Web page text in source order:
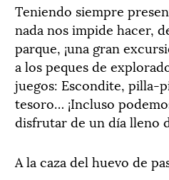
Teniendo siempre
nada nos impide hacer,
parque, ¡una gran
a los peques de
juegos: Escondite, pilla-
tesoro… ¡Incluso
disfrutar de un día lleno
A la caza del huevo de